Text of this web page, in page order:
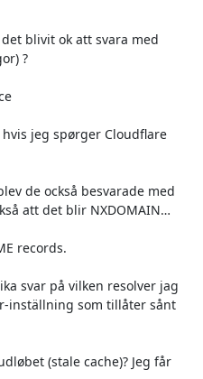
?
att det blir NXDOMAIN…
inställning som tillåter sånt